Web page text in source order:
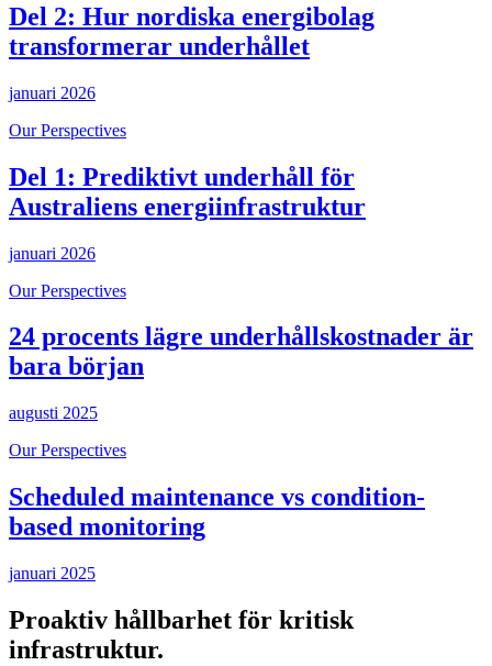
Del 2: Hur nordiska energibolag
transformerar underhållet
januari 2026
Our Perspectives
Del 1: Prediktivt underhåll för
Australiens energiinfrastruktur
januari 2026
Our Perspectives
24 procents lägre underhållskostnader är
bara början
augusti 2025
Our Perspectives
Scheduled maintenance vs condition-
based monitoring
januari 2025
Proaktiv hållbarhet för kritisk
infrastruktur.